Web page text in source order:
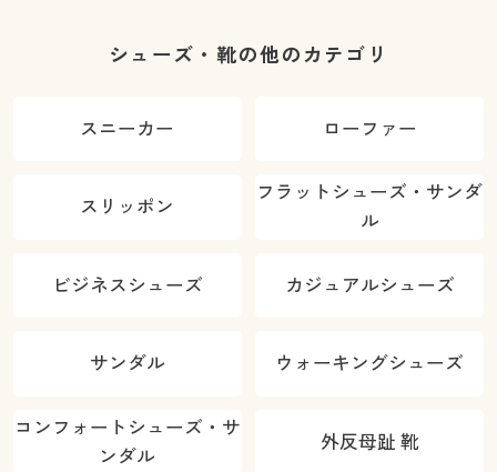
シューズ・靴の他のカテゴリ
スニーカー ローファー
スリッポン
フラットシューズ・サンダ
ル
ビジネスシューズ カジュアルシューズ
サンダル ウォーキングシューズ
コンフォートシューズ・サ
ンダル
外反母趾 靴